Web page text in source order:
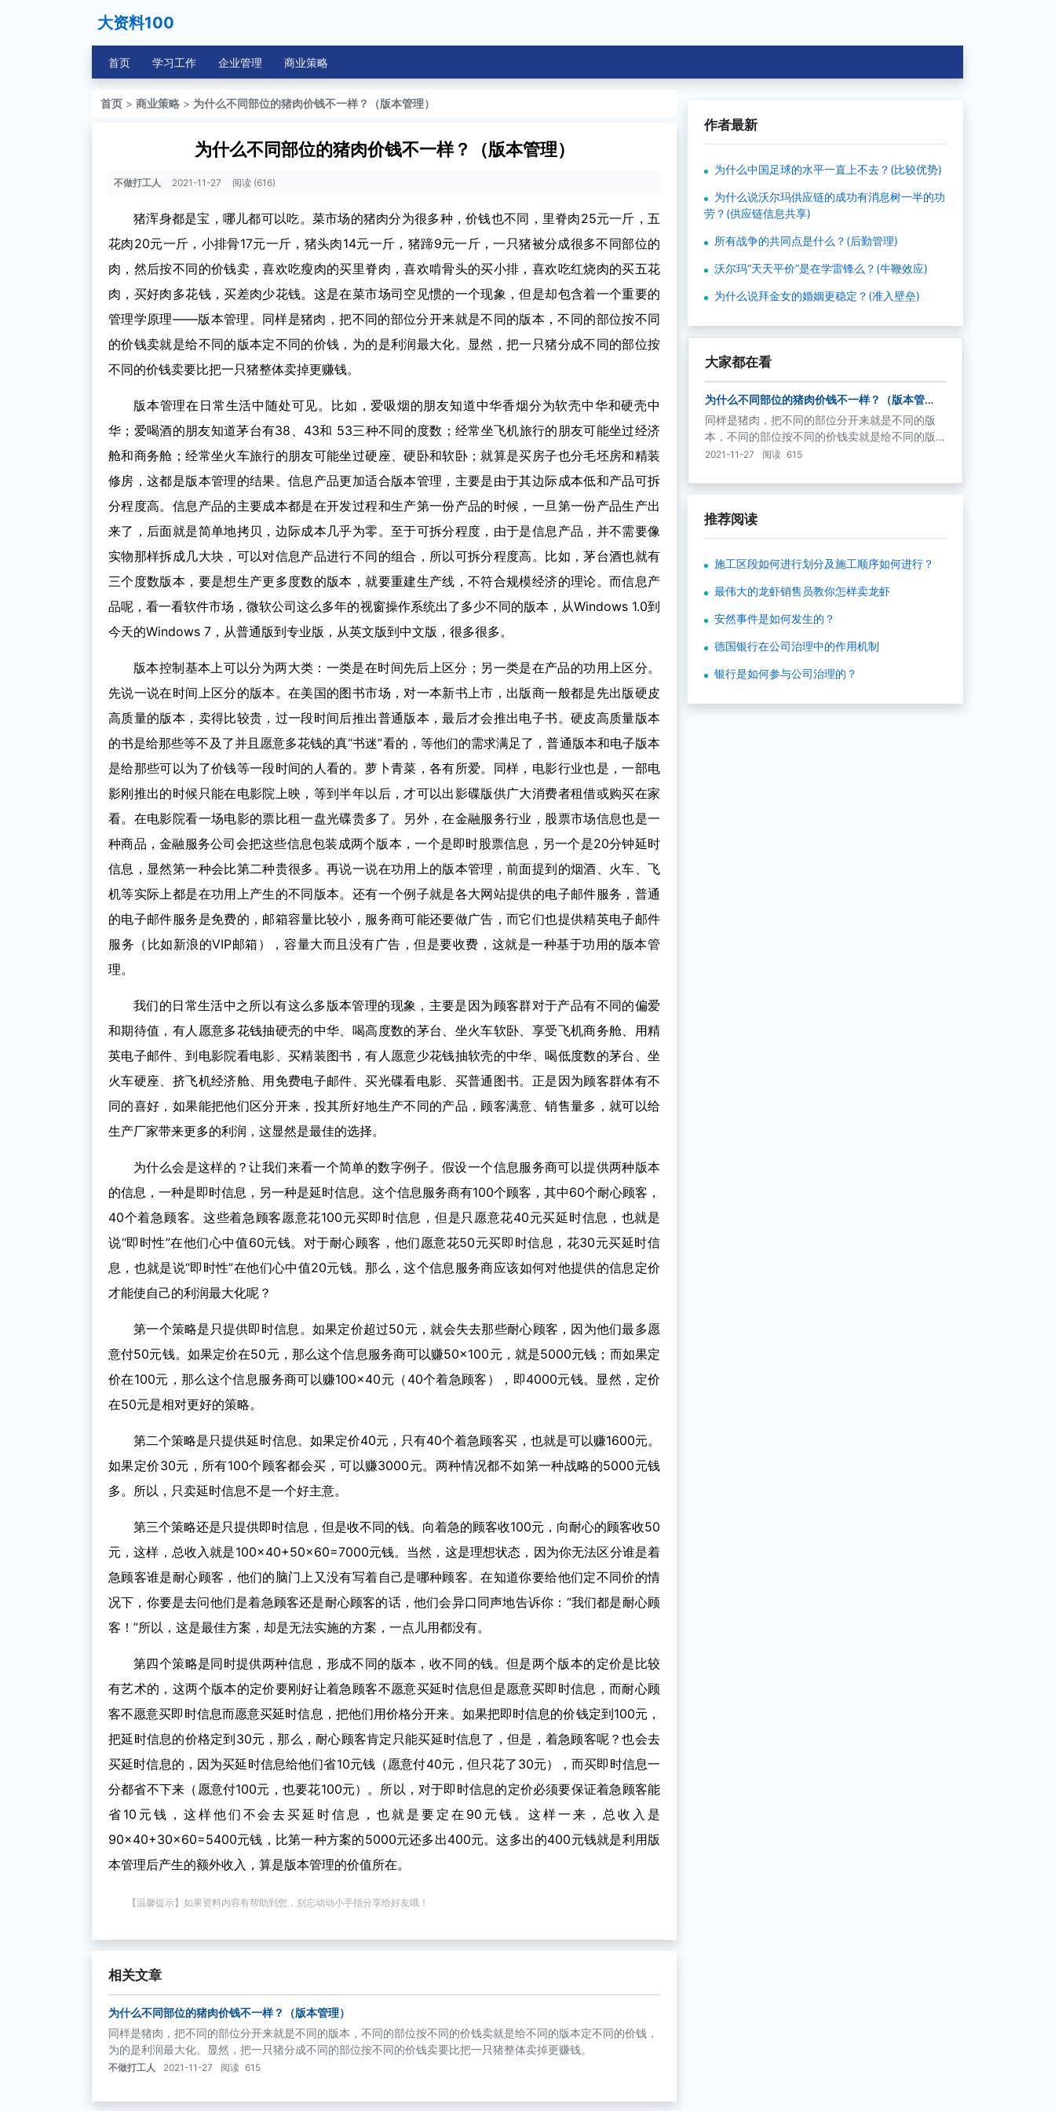
大资料100
首页 学习工作 企业管理 商业策略
首页 > 商业策略 > 为什么不同部位的猪肉价钱不一样？（版本管理）
为什么不同部位的猪肉价钱不一样？（版本管理）
不做打工人 2021-11-27 阅读 (616)
猪浑身都是宝，哪儿都可以吃。菜市场的猪肉分为很多种，价钱也不同，里脊肉25元一斤，五
花肉20元一斤，小排骨17元一斤，猪头肉14元一斤，猪蹄9元一斤，一只猪被分成很多不同部位的
肉，然后按不同的价钱卖，喜欢吃瘦肉的买里脊肉，喜欢啃骨头的买小排，喜欢吃红烧肉的买五花
肉，买好肉多花钱，买差肉少花钱。这是在菜市场司空见惯的一个现象，但是却包含着一个重要的
管理学原理——版本管理。同样是猪肉，把不同的部位分开来就是不同的版本，不同的部位按不同
的价钱卖就是给不同的版本定不同的价钱，为的是利润最大化。显然，把一只猪分成不同的部位按
不同的价钱卖要比把一只猪整体卖掉更赚钱。
版本管理在日常生活中随处可见。比如，爱吸烟的朋友知道中华香烟分为软壳中华和硬壳中
华；爱喝酒的朋友知道茅台有38、43和 53三种不同的度数；经常坐飞机旅行的朋友可能坐过经济
舱和商务舱；经常坐火车旅行的朋友可能坐过硬座、硬卧和软卧；就算是买房子也分毛坯房和精装
修房，这都是版本管理的结果。信息产品更加适合版本管理，主要是由于其边际成本低和产品可拆
分程度高。信息产品的主要成本都是在开发过程和生产第一份产品的时候，一旦第一份产品生产出
来了，后面就是简单地拷贝，边际成本几乎为零。至于可拆分程度，由于是信息产品，并不需要像
实物那样拆成几大块，可以对信息产品进行不同的组合，所以可拆分程度高。比如，茅台酒也就有
三个度数版本，要是想生产更多度数的版本，就要重建生产线，不符合规模经济的理论。而信息产
品呢，看一看软件市场，微软公司这么多年的视窗操作系统出了多少不同的版本，从Windows 1.0到
今天的Windows 7，从普通版到专业版，从英文版到中文版，很多很多。
版本控制基本上可以分为两大类：一类是在时间先后上区分；另一类是在产品的功用上区分。
先说一说在时间上区分的版本。在美国的图书市场，对一本新书上市，出版商一般都是先出版硬皮
高质量的版本，卖得比较贵，过一段时间后推出普通版本，最后才会推出电子书。硬皮高质量版本
的书是给那些等不及了并且愿意多花钱的真“书迷”看的，等他们的需求满足了，普通版本和电子版本
是给那些可以为了价钱等一段时间的人看的。萝卜青菜，各有所爱。同样，电影行业也是，一部电
影刚推出的时候只能在电影院上映，等到半年以后，才可以出影碟版供广大消费者租借或购买在家
看。在电影院看一场电影的票比租一盘光碟贵多了。另外，在金融服务行业，股票市场信息也是一
种商品，金融服务公司会把这些信息包装成两个版本，一个是即时股票信息，另一个是20分钟延时
信息，显然第一种会比第二种贵很多。再说一说在功用上的版本管理，前面提到的烟酒、火车、飞
机等实际上都是在功用上产生的不同版本。还有一个例子就是各大网站提供的电子邮件服务，普通
的电子邮件服务是免费的，邮箱容量比较小，服务商可能还要做广告，而它们也提供精英电子邮件
服务（比如新浪的VIP邮箱），容量大而且没有广告，但是要收费，这就是一种基于功用的版本管
理。
我们的日常生活中之所以有这么多版本管理的现象，主要是因为顾客群对于产品有不同的偏爱
和期待值，有人愿意多花钱抽硬壳的中华、喝高度数的茅台、坐火车软卧、享受飞机商务舱、用精
英电子邮件、到电影院看电影、买精装图书，有人愿意少花钱抽软壳的中华、喝低度数的茅台、坐
火车硬座、挤飞机经济舱、用免费电子邮件、买光碟看电影、买普通图书。正是因为顾客群体有不
同的喜好，如果能把他们区分开来，投其所好地生产不同的产品，顾客满意、销售量多，就可以给
生产厂家带来更多的利润，这显然是最佳的选择。
为什么会是这样的？让我们来看一个简单的数字例子。假设一个信息服务商可以提供两种版本
的信息，一种是即时信息，另一种是延时信息。这个信息服务商有100个顾客，其中60个耐心顾客，
40个着急顾客。这些着急顾客愿意花100元买即时信息，但是只愿意花40元买延时信息，也就是
说“即时性”在他们心中值60元钱。对于耐心顾客，他们愿意花50元买即时信息，花30元买延时信
息，也就是说“即时性”在他们心中值20元钱。那么，这个信息服务商应该如何对他提供的信息定价
才能使自己的利润最大化呢？
第一个策略是只提供即时信息。如果定价超过50元，就会失去那些耐心顾客，因为他们最多愿
意付50元钱。如果定价在50元，那么这个信息服务商可以赚50×100元，就是5000元钱；而如果定
价在100元，那么这个信息服务商可以赚100×40元（40个着急顾客），即4000元钱。显然，定价
在50元是相对更好的策略。
第二个策略是只提供延时信息。如果定价40元，只有40个着急顾客买，也就是可以赚1600元。
如果定价30元，所有100个顾客都会买，可以赚3000元。两种情况都不如第一种战略的5000元钱
多。所以，只卖延时信息不是一个好主意。
第三个策略还是只提供即时信息，但是收不同的钱。向着急的顾客收100元，向耐心的顾客收50
元，这样，总收入就是100×40+50×60=7000元钱。当然，这是理想状态，因为你无法区分谁是着
急顾客谁是耐心顾客，他们的脑门上又没有写着自己是哪种顾客。在知道你要给他们定不同价的情
况下，你要是去问他们是着急顾客还是耐心顾客的话，他们会异口同声地告诉你：“我们都是耐心顾
客！”所以，这是最佳方案，却是无法实施的方案，一点儿用都没有。
第四个策略是同时提供两种信息，形成不同的版本，收不同的钱。但是两个版本的定价是比较
有艺术的，这两个版本的定价要刚好让着急顾客不愿意买延时信息但是愿意买即时信息，而耐心顾
客不愿意买即时信息而愿意买延时信息，把他们用价格分开来。如果把即时信息的价钱定到100元，
把延时信息的价格定到30元，那么，耐心顾客肯定只能买延时信息了，但是，着急顾客呢？也会去
买延时信息的，因为买延时信息给他们省10元钱（愿意付40元，但只花了30元），而买即时信息一
分都省不下来（愿意付100元，也要花100元）。所以，对于即时信息的定价必须要保证着急顾客能
省10元钱，这样他们不会去买延时信息，也就是要定在90元钱。这样一来，总收入是
90×40+30×60=5400元钱，比第一种方案的5000元还多出400元。这多出的400元钱就是利用版
本管理后产生的额外收入，算是版本管理的价值所在。
【温馨提示】如果资料内容有帮助到您，别忘动动小手指分享给好友哦！
相关文章
为什么不同部位的猪肉价钱不一样？（版本管理）
同样是猪肉，把不同的部位分开来就是不同的版本，不同的部位按不同的价钱卖就是给不同的版本定不同的价钱，
为的是利润最大化。显然，把一只猪分成不同的部位按不同的价钱卖要比把一只猪整体卖掉更赚钱。
不做打工人 2021-11-27 阅读 615
作者最新
为什么中国足球的水平一直上不去？(比较优势)
为什么说沃尔玛供应链的成功有消息树一半的功
劳？(供应链信息共享)
所有战争的共同点是什么？(后勤管理)
沃尔玛“天天平价”是在学雷锋么？(牛鞭效应)
为什么说拜金女的婚姻更稳定？(准入壁垒)
大家都在看
为什么不同部位的猪肉价钱不一样？（版本管
理）
同样是猪肉，把不同的部位分开来就是不同的版
本，不同的部位按不同的价钱卖就是给不同的版
本定不同的价钱，为的是利润最大化。显然，把
只猪整体卖掉更赚钱。
2021-11-27 阅读 615
推荐阅读
施工区段如何进行划分及施工顺序如何进行？
最伟大的龙虾销售员教你怎样卖龙虾
安然事件是如何发生的？
德国银行在公司治理中的作用机制
银行是如何参与公司治理的？